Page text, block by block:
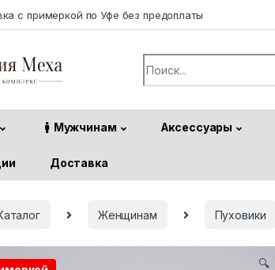
с примеркой по Уфе без предоплаты
Search for:
Мужчинам Аксессуары
Доставка
Женщинам Пуховики
🔍